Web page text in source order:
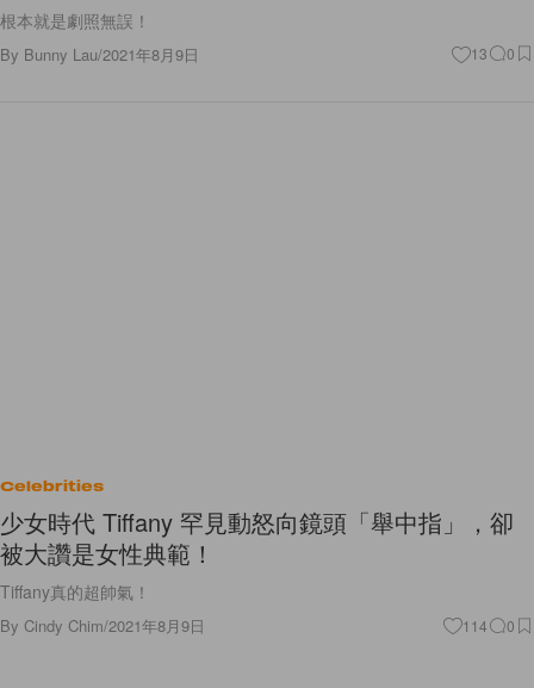
根本就是劇照無誤！
By Bunny Lau/2021年8月9日 13 0
Celebrities
少女時代 Tiffany 罕見動怒向鏡頭「舉中指」，卻
被大讚是女性典範！
Tiffany真的超帥氣！
By Cindy Chim/2021年8月9日 114 0